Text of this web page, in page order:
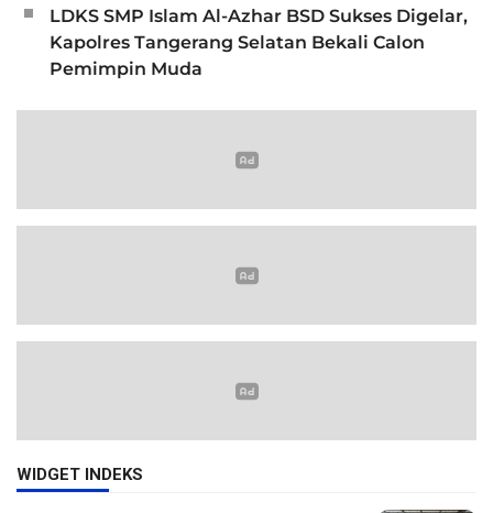
LDKS SMP Islam Al-Azhar BSD Sukses Digelar,
Kapolres Tangerang Selatan Bekali Calon
Pemimpin Muda
WIDGET INDEKS